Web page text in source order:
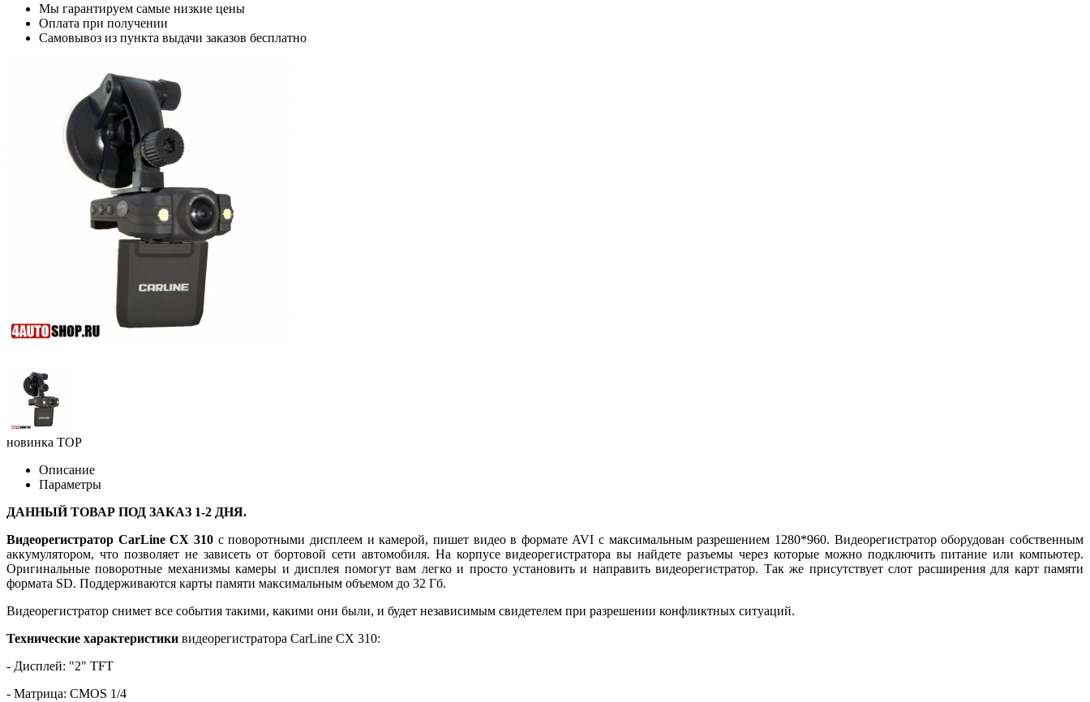
Мы гарантируем самые низкие цены
Оплата при получении
Самовывоз из пункта выдачи заказов бесплатно
новинка TOP
Описание
Параметры
ДАННЫЙ ТОВАР ПОД ЗАКАЗ 1-2 ДНЯ.
Видеорегистратор CarLine CX 310 с поворотными дисплеем и камерой, пишет видео в формате AVI с максимальным разрешением 1280*960. Видеорегистратор оборудован собственным
аккумулятором, что позволяет не зависеть от бортовой сети автомобиля. На корпусе видеорегистратора вы найдете разъемы через которые можно подключить питание или компьютер.
Оригинальные поворотные механизмы камеры и дисплея помогут вам легко и просто установить и направить видеорегистратор. Так же присутствует слот расширения для карт памяти
формата SD. Поддерживаются карты памяти максимальным объемом до 32 Гб.
Видеорегистратор снимет все события такими, какими они были, и будет независимым свидетелем при разрешении конфликтных ситуаций.
Технические характеристики видеорегистратора CarLine CX 310:
- Дисплей: "2" TFT
- Матрица: CMOS 1/4